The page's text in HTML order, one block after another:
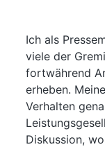
Ich als
viele der
fortwährend
erheben.
Verhalten
Diskussion,